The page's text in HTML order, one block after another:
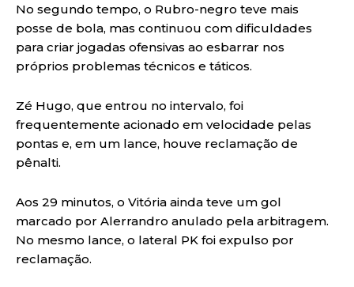
No segundo tempo, o Rubro-negro teve mais
posse de bola, mas continuou com dificuldades
para criar jogadas ofensivas ao esbarrar nos
próprios problemas técnicos e táticos.
Zé Hugo, que entrou no intervalo, foi
frequentemente acionado em velocidade pelas
pontas e, em um lance, houve reclamação de
pênalti.
Aos 29 minutos, o Vitória ainda teve um gol
marcado por Alerrandro anulado pela arbitragem.
No mesmo lance, o lateral PK foi expulso por
reclamação.